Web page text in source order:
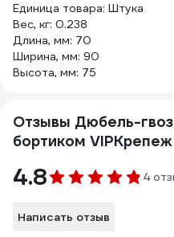
Единица товара: Штука
Вес, кг: 0.238
Длина, мм: 70
Ширина, мм: 90
Высота, мм: 75
Отзывы Дюбель-
бортиком
4.8 4
Написать отзыв